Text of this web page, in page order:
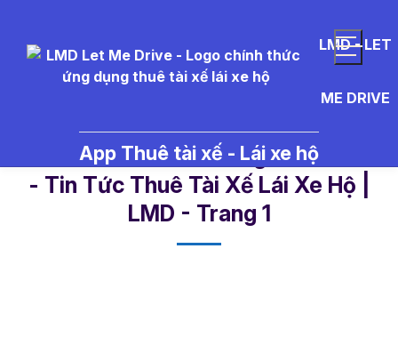
LMD - LET
ME DRIVE
App Thuê tài xế - Lái xe hộ
- Tin Tức Thuê Tài Xế Lái Xe Hộ |
LMD - Trang 1​